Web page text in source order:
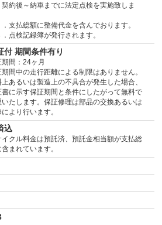
契約後～納車までに法定点検を実施致しま
支払総額に整備代金を含んでおります。
点検記録簿が発行されます。
付 期間条件有り
期間：24ヶ月
間中の走行距離による制限はありません。
あるいは製造上の不具合が発生した場合、
書に示す保証期間と条件にしたがって無料で
いたします。保証修理は部品の交換あるいは
より行います。
込
イクル料金は預託済、預託金相当額が支払総
まれています。